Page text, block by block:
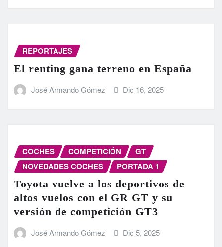
REPORTAJES
El renting gana terreno en España
José Armando Gómez Dic 16, 2025
COCHES COMPETICIÓN
GT
NOVEDADES COCHES
PORTADA 1
Toyota vuelve a los deportivos de
altos vuelos con el GR GT y su
versión de competición GT3
José Armando Gómez Dic 5, 2025